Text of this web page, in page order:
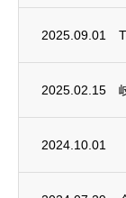
2025.09.01
2025.02.15
2024.10.01